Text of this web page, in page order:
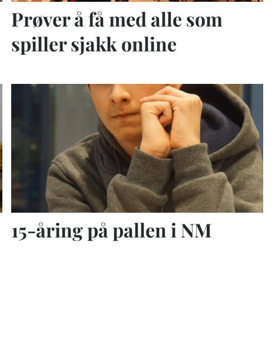
Prøver å få med alle som
spiller sjakk online
15-åring på pallen i NM